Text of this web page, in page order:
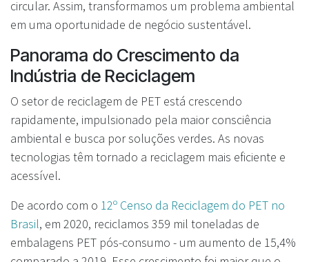
circular. Assim, transformamos um problema ambiental
em uma oportunidade de negócio sustentável.
Panorama do Crescimento da
Indústria de Reciclagem
O setor de reciclagem de PET está crescendo
rapidamente, impulsionado pela maior consciência
ambiental e busca por soluções verdes. As novas
tecnologias têm tornado a reciclagem mais eficiente e
acessível.
De acordo com o 12º Censo da Reciclagem do PET no
Brasil, em 2020, reciclamos 359 mil toneladas de
embalagens PET pós-consumo - um aumento de 15,4%